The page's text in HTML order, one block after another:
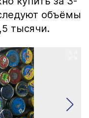
объёмы
тысячи.